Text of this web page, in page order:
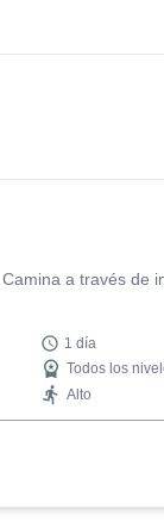
a través
1 día
Todos los
Alto